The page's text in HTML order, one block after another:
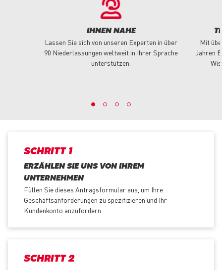
IHNEN NAHE
Lassen Sie sich von unseren Experten in über
90 Niederlassungen weltweit in Ihrer Sprache
unterstützen.
Mit
Jahren
SCHRITT 1
ERZÄHLEN SIE UNS VON IHREM
UNTERNEHMEN
Füllen Sie dieses Antragsformular aus, um Ihre
Geschäftsanforderungen zu spezifizieren und Ihr
Kundenkonto anzufordern.
SCHRITT 2